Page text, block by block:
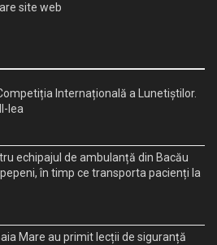
site web
Internațională a Lunetiștilor.
lea
echipajul de ambulanță din Bacău
în timp ce transporta pacienți la
Mare au primit lecții de siguranță